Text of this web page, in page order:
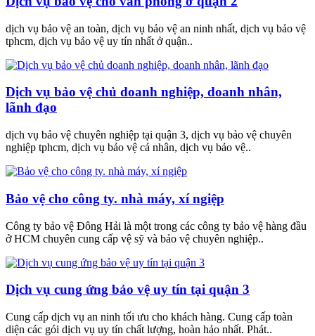
dịch vụ bảo vệ an toàn, dịch vụ bảo vệ an ninh nhất, dịch vụ bảo vệ
tphcm, dịch vụ bảo vệ uy tín nhất ở quận..
Dịch vụ bảo vệ chủ doanh nghiệp, doanh nhân,
lãnh đạo
dịch vụ bảo vệ chuyên nghiệp tại quận 3, dịch vụ bảo vệ chuyên
nghiệp tphcm, dịch vụ bảo vệ cá nhân, dịch vụ bảo vệ..
Bảo vệ cho công ty. nhà máy, xí ngiệp
Công ty bảo vệ Đông Hải là một trong các công ty bảo vệ hàng đầu
ở HCM chuyên cung cấp vệ sỹ và bảo vệ chuyên nghiệp..
Dịch vụ cung ứng bảo vệ uy tín tại quận 3
Cung cấp dịch vụ an ninh tối ưu cho khách hàng. Cung cấp toàn
diện các gói dịch vụ uy tín chất lượng, hoàn hảo nhất. Phát..